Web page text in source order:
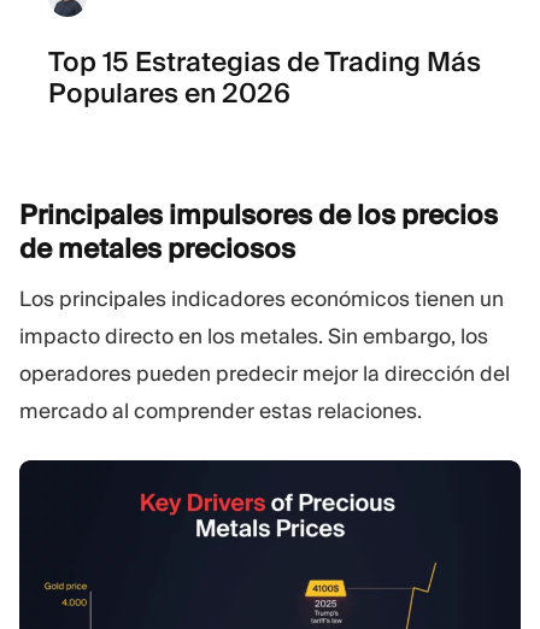
Top 15 Estrategias de Trading Más
Populares en 2026
Principales impulsores de los precios
de metales preciosos
Los principales indicadores económicos tienen un
impacto directo en los metales. Sin embargo, los
operadores pueden predecir mejor la dirección del
mercado al comprender estas relaciones.